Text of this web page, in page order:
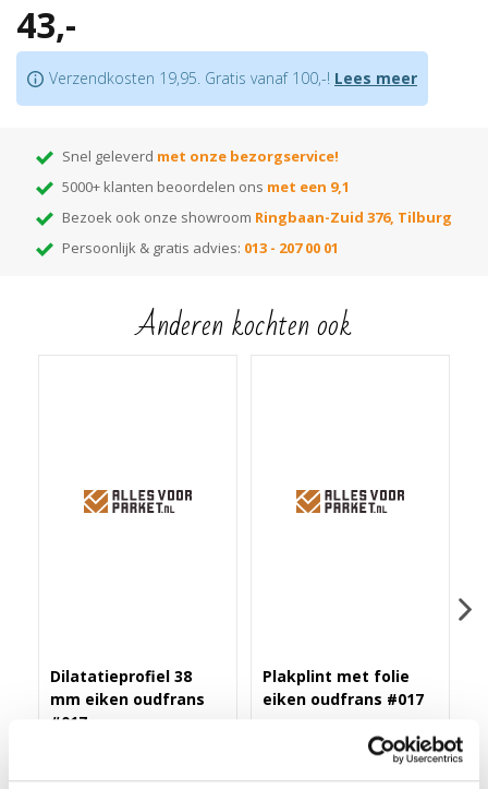
Goed voor het opvangen van hoogteverschillen van max. 8 mm
Let op:
Tip:ben je nog op zoek naar de juiste kleur? Huur dan onzemonsterwaaier
Hiermee kun je thuis de beste kleur kiezen! Elke kleur op de waaier heeft
gewenste kleurnummer in de zoekbalk van onze webshop en je vindt alle
bijpassende items die in die kleur leverbaar zijn!
43,-
Verzendkosten 19,95. Gratis vanaf 100,-! Lees meer
Snel geleverd met onze bezorgservice!
5000+ klanten beoordelen ons met een 9,1
Bezoek ook onze showroom Ringbaan-Zuid 376, Tilburg
Persoonlijk & gratis advies: 013 - 207 00 01
Anderen kochten ook
Dilatatieprofiel 38
mm eiken oudfrans
#017
Plakplint met folie
eiken oudfrans #017